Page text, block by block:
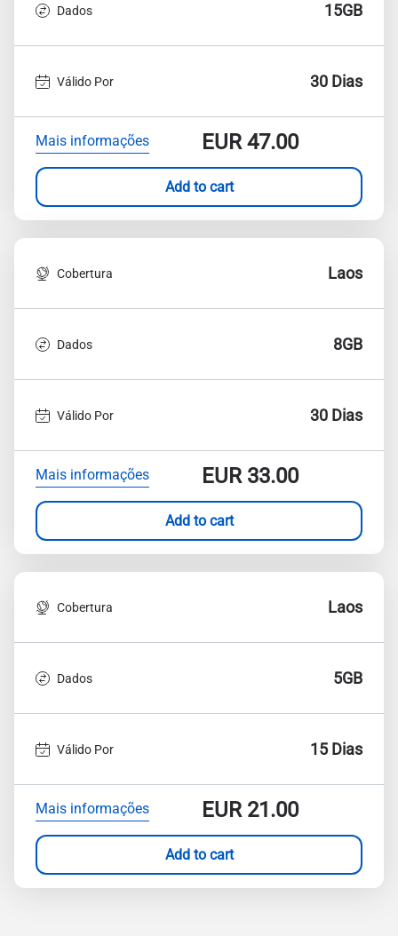
Dados 15GB
Válido Por 30 Dias
Mais informações EUR47.00
Add to cart
Cobertura Laos
Dados 8GB
Válido Por 30 Dias
Mais informações EUR33.00
Add to cart
Cobertura Laos
Dados 5GB
Válido Por 15 Dias
Mais informações EUR21.00
Add to cart